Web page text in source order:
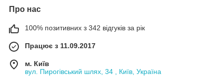
Про нас
100% позитивних з 342 відгуків за рік
Працює з 11.09.2017
м. Київ
вул. Пирогівський шлях, 34 , Київ, Україна